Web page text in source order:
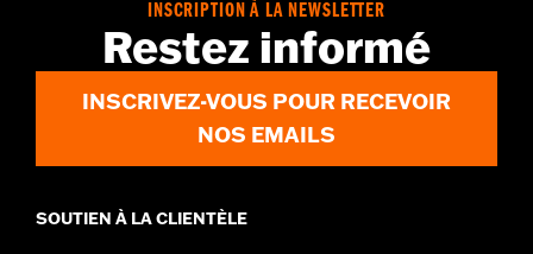
INSCRIPTION À LA NEWSLETTER
Restez informé
INSCRIVEZ-VOUS POUR RECEVOIR
NOS EMAILS
SOUTIEN À LA CLIENTÈLE